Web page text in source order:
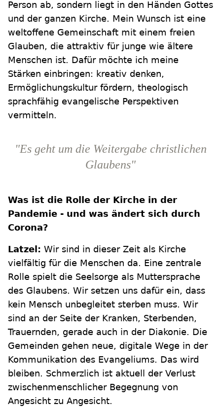
Person ab, sondern liegt in den Händen Gottes
und der ganzen Kirche. Mein Wunsch ist eine
weltoffene Gemeinschaft mit einem freien
Glauben, die attraktiv für junge wie ältere
Menschen ist. Dafür möchte ich meine
Stärken einbringen: kreativ denken,
Ermöglichungskultur fördern, theologisch
sprachfähig evangelische Perspektiven
vermitteln.
"Es geht um die Weitergabe christlichen
Glaubens"
Was ist die Rolle der Kirche in der
Pandemie - und was ändert sich durch
Corona?
Latzel: Wir sind in dieser Zeit als Kirche
vielfältig für die Menschen da. Eine zentrale
Rolle spielt die Seelsorge als Muttersprache
des Glaubens. Wir setzen uns dafür ein, dass
kein Mensch unbegleitet sterben muss. Wir
sind an der Seite der Kranken, Sterbenden,
Trauernden, gerade auch in der Diakonie. Die
Gemeinden gehen neue, digitale Wege in der
Kommunikation des Evangeliums. Das wird
bleiben. Schmerzlich ist aktuell der Verlust
zwischenmenschlicher Begegnung von
Angesicht zu Angesicht.